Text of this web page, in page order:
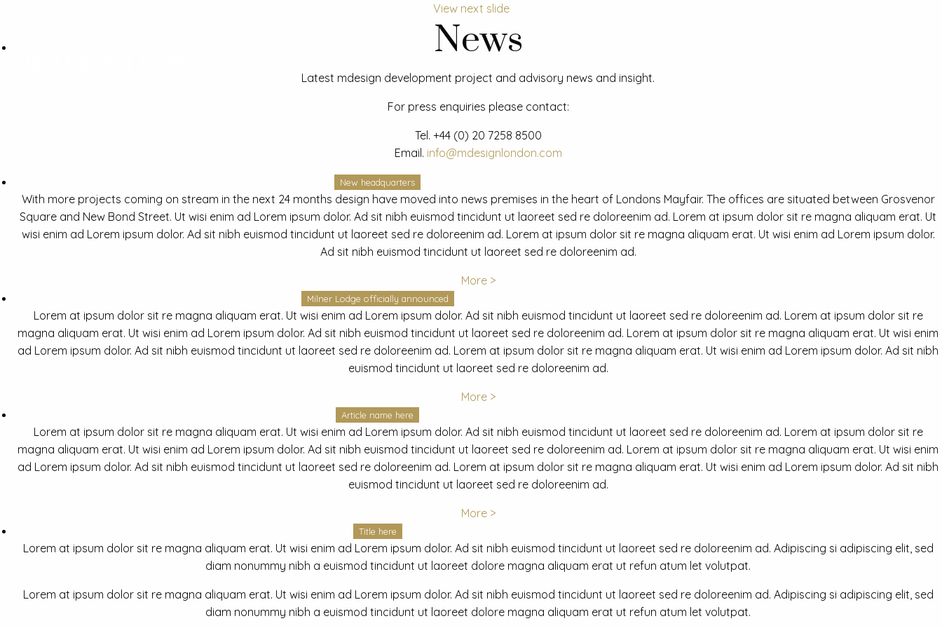
View next slide
News
Latest mdesign development project and advisory news and insight.
For press enquiries please contact:
Tel. +44 (0) 20 7258 8500
Email. info@mdesignlondon.com
New headquarters
With more projects coming on stream in the next 24 months design have moved into news premises in the heart of Londons Mayfair. The offices are situated between Grosvenor
Square and New Bond Street. Ut wisi enim ad Lorem ipsum dolor. Ad sit nibh euismod tincidunt ut laoreet sed re doloreenim ad. Lorem at ipsum dolor sit re magna aliquam erat. Ut
wisi enim ad Lorem ipsum dolor. Ad sit nibh euismod tincidunt ut laoreet sed re doloreenim ad. Lorem at ipsum dolor sit re magna aliquam erat. Ut wisi enim ad Lorem ipsum dolor.
Ad sit nibh euismod tincidunt ut laoreet sed re doloreenim ad.
More >
Milner Lodge officially announced
Lorem at ipsum dolor sit re magna aliquam erat. Ut wisi enim ad Lorem ipsum dolor. Ad sit nibh euismod tincidunt ut laoreet sed re doloreenim ad. Lorem at ipsum dolor sit re
magna aliquam erat. Ut wisi enim ad Lorem ipsum dolor. Ad sit nibh euismod tincidunt ut laoreet sed re doloreenim ad. Lorem at ipsum dolor sit re magna aliquam erat. Ut wisi enim
ad Lorem ipsum dolor. Ad sit nibh euismod tincidunt ut laoreet sed re doloreenim ad. Lorem at ipsum dolor sit re magna aliquam erat. Ut wisi enim ad Lorem ipsum dolor. Ad sit nibh
euismod tincidunt ut laoreet sed re doloreenim ad.
More >
Article name here
Lorem at ipsum dolor sit re magna aliquam erat. Ut wisi enim ad Lorem ipsum dolor. Ad sit nibh euismod tincidunt ut laoreet sed re doloreenim ad. Lorem at ipsum dolor sit re
magna aliquam erat. Ut wisi enim ad Lorem ipsum dolor. Ad sit nibh euismod tincidunt ut laoreet sed re doloreenim ad. Lorem at ipsum dolor sit re magna aliquam erat. Ut wisi enim
ad Lorem ipsum dolor. Ad sit nibh euismod tincidunt ut laoreet sed re doloreenim ad. Lorem at ipsum dolor sit re magna aliquam erat. Ut wisi enim ad Lorem ipsum dolor. Ad sit nibh
euismod tincidunt ut laoreet sed re doloreenim ad.
More >
Title here
Lorem at ipsum dolor sit re magna aliquam erat. Ut wisi enim ad Lorem ipsum dolor. Ad sit nibh euismod tincidunt ut laoreet sed re doloreenim ad. Adipiscing si adipiscing elit, sed
diam nonummy nibh a euismod tincidunt ut laoreet dolore magna aliquam erat ut refun atum let volutpat.
Lorem at ipsum dolor sit re magna aliquam erat. Ut wisi enim ad Lorem ipsum dolor. Ad sit nibh euismod tincidunt ut laoreet sed re doloreenim ad. Adipiscing si adipiscing elit, sed
diam nonummy nibh a euismod tincidunt ut laoreet dolore magna aliquam erat ut refun atum let volutpat.